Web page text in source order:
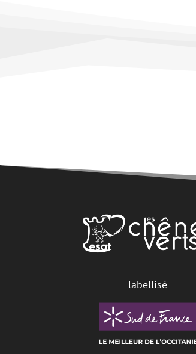
labellisé